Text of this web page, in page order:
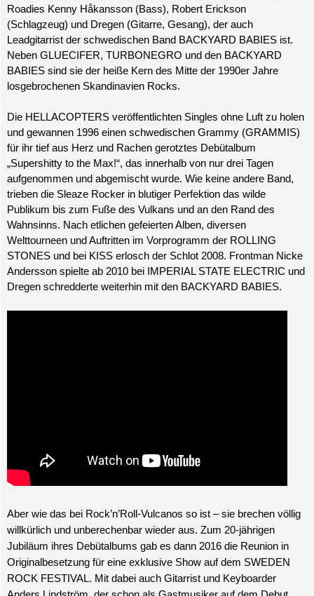
Roadies Kenny Håkansson (Bass), Robert Erickson
(Schlagzeug) und Dregen (Gitarre, Gesang), der auch
Leadgitarrist der schwedischen Band BACKYARD BABIES ist.
Neben GLUECIFER, TURBONEGRO und den BACKYARD
BABIES sind sie der heiße Kern des Mitte der 1990er Jahre
losgebrochenen Skandinavien Rocks.
Die HELLACOPTERS veröffentlichten Singles ohne Luft zu holen
und gewannen 1996 einen schwedischen Grammy (GRAMMIS)
für ihr tief aus Herz und Rachen gerotztes Debütalbum
„Supershitty to the Max!“, das innerhalb von nur drei Tagen
aufgenommen und abgemischt wurde. Wie keine andere Band,
trieben die Sleaze Rocker in blutiger Perfektion das wilde
Publikum bis zum Fuße des Vulkans und an den Rand des
Wahnsinns. Nach etlichen gefeierten Alben, diversen
Welttourneen und Auftritten im Vorprogramm der ROLLING
STONES und bei KISS erlosch der Schlot 2008. Frontman Nicke
Andersson spielte ab 2010 bei IMPERIAL STATE ELECTRIC und
Dregen schredderte weiterhin mit den BACKYARD BABIES.
Aber wie das bei Rock’n’Roll-Vulcanos so ist – sie brechen völlig
willkürlich und unberechenbar wieder aus. Zum 20-jährigen
Jubiläum ihres Debütalbums gab es dann 2016 die Reunion in
Originalbesetzung für eine exklusive Show auf dem SWEDEN
ROCK FESTIVAL. Mit dabei auch Gitarrist und Keyboarder